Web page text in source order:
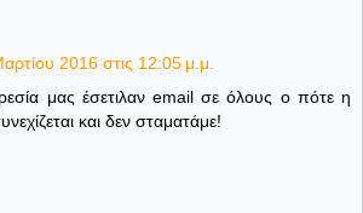
2016 στις 12:05 μ.μ.
μας έσετιλαν email σε όλους ο πότε η
και δεν σταματάμε!